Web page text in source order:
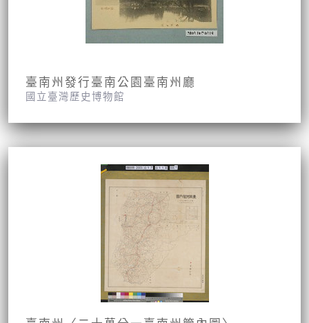
臺南州發行臺南公園臺南州廳
國立臺灣歷史博物館